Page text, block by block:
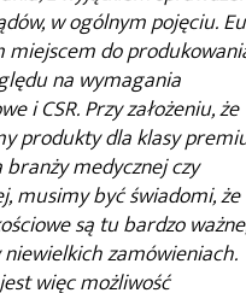
w ogólnym pojęciu.
do
na wymagania
i CSR. Przy założeniu, że
produkty dla klasy
branży medycznej czy
musimy być świadomi, że
są tu bardzo
zamówieniach.
więc możliwość